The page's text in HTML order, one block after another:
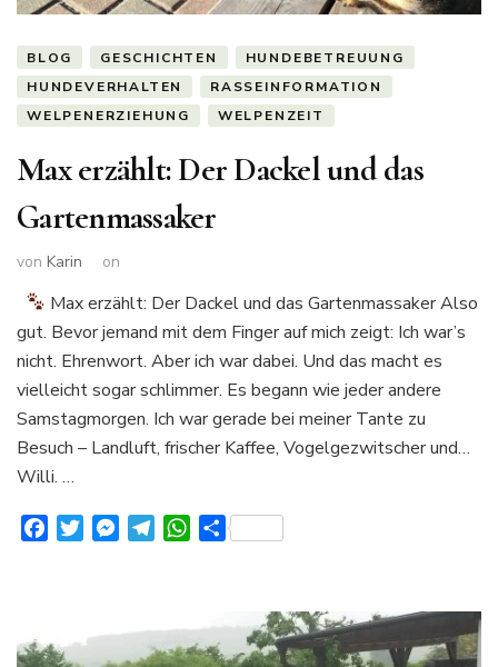
BLOG GESCHICHTEN
HUNDEBETREUUNG
HUNDEVERHALTEN
RASSEINFORMATION
WELPENERZIEHUNG
WELPENZEIT
Max erzählt: Der Dackel und das
Gartenmassaker
von Karin on
Max erzählt: Der Dackel und das Gartenmassaker Also
gut. Bevor jemand mit dem Finger auf mich zeigt: Ich war’s
nicht. Ehrenwort. Aber ich war dabei. Und das macht es
vielleicht sogar schlimmer. Es begann wie jeder andere
Samstagmorgen. Ich war gerade bei meiner Tante zu
Besuch – Landluft, frischer Kaffee, Vogelgezwitscher und…
Willi. …
FacebookTwitterMessenger
TelegramWhatsApp
Teilen